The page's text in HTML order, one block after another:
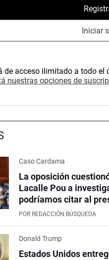
Iniciar
de acceso ilimitado a todo el
nuestras opciones de
Caso Cardama
La oposición
Lacalle Pou a
podríamos citar al
POR REDACCIÓN BÚSQUEDA
Donald Trump
Estados Unidos